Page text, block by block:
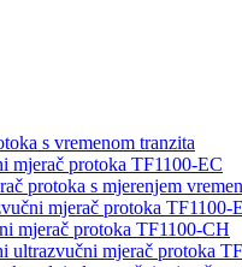
s vremenom tranzita
mjerač protoka TF1100-EC
protoka s mjerenjem
mjerač protoka TF1100-
mjerač protoka TF1100-CH
ultrazvučni mjerač protoka